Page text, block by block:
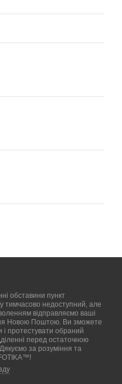
обставини пункт
тимчасово недоступний, але
відправляємо ваші
Новою Поштою. Ви зможете
і протестувати обраний
перед остаточною
за розуміння та